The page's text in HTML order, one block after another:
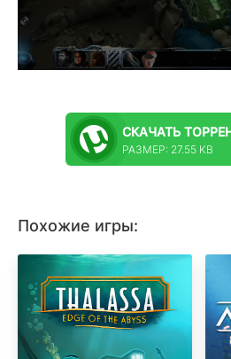
СКАЧАТЬ
РАЗМЕР: 27.55 KB
Похожие игры: